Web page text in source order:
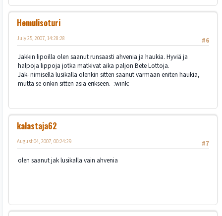
Hemulisoturi
#6
July 25, 2007, 14:28:28
Jakkin lipoilla olen saanut runsaasti ahvenia ja haukia. Hyviä ja
halpoja lippoja jotka matkivat aika paljon Bete Lottoja.
Jak- nimisellä lusikalla olenkin sitten saanut varmaan eniten haukia,
mutta se onkin sitten asia erikseen. :wink:
kalastaja62
#7
August 04, 2007, 00:24:29
olen saanut jak lusikalla vain ahvenia